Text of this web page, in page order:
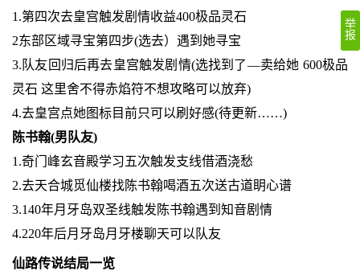
1.第四次去皇宫触发剧情收益400极品灵石
2东部区域寻宝第四步(选去）遇到她寻宝
3.队友回归后再去皇宫触发剧情(选找到了—卖给她 600极品
灵石 这里舍不得赤焰符不想攻略可以放弃)
4.去皇宫点她图标目前只可以刷好感(待更新……)
陈书翰(男队友)
1.奇门峰玄音殿学习五次触发支线借酒浇愁
2.去天合城觅仙楼找陈书翰喝酒五次送古道眀心谱
3.140年月牙岛双圣线触发陈书翰遇到知音剧情
4.220年后月牙岛月牙楼聊天可以队友
仙路传说结局一览
举
报